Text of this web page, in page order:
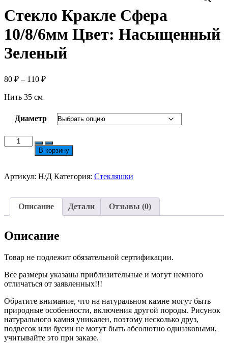
Стекло Кракле Сфера
10/8/6мм Цвет: Насыщенный
Зеленый
80 ₽ – 110 ₽Диапазон
110 ₽
Нить 35 см
Диаметр
Количество
товара
Сфера
Насыщенный
Зеленый
В корзину
Артикул: Н/Д Категория: Стекляшки
Описание Детали Отзывы (0)
Описание
Товар не подлежит обязательной сертификации.
Все размеры указаны приблизительные и могут немного
отличаться от заявленных!!!
Обратите внимание, что на натуральном камне могут быть
природные особенности, включения другой породы. Рисунок
натурального камня уникален, поэтому несколько друз,
подвесок или бусин не могут быть абсолютно одинаковыми,
учитывайте это при заказе.